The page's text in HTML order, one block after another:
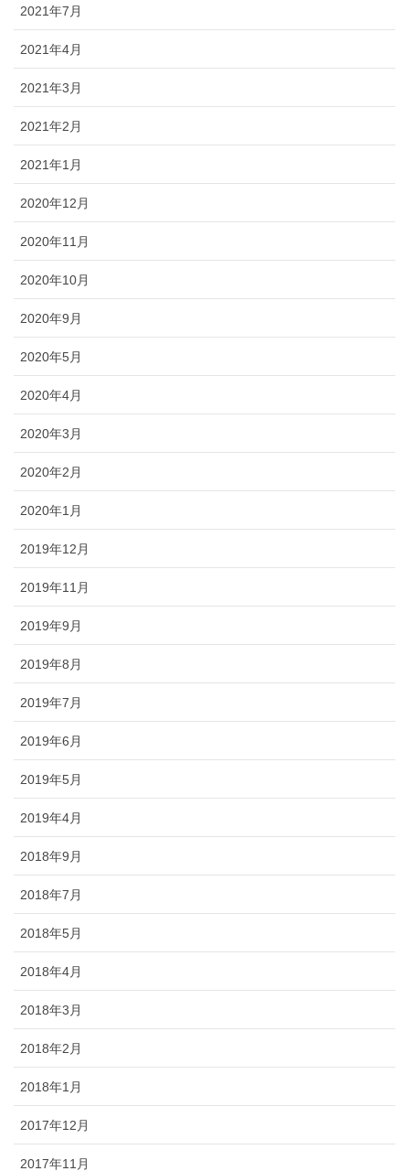
2021年7月
2021年4月
2021年3月
2021年2月
2021年1月
2020年12月
2020年11月
2020年10月
2020年9月
2020年5月
2020年4月
2020年3月
2020年2月
2020年1月
2019年12月
2019年11月
2019年9月
2019年8月
2019年7月
2019年6月
2019年5月
2019年4月
2018年9月
2018年7月
2018年5月
2018年4月
2018年3月
2018年2月
2018年1月
2017年12月
2017年11月